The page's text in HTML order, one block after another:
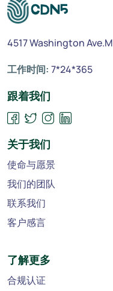
4517 Washington
工作时间: 7*24*365
跟着我们
关于我们
使命与愿景
我们的团队
联系我们
客户感言
了解更多
合规认证